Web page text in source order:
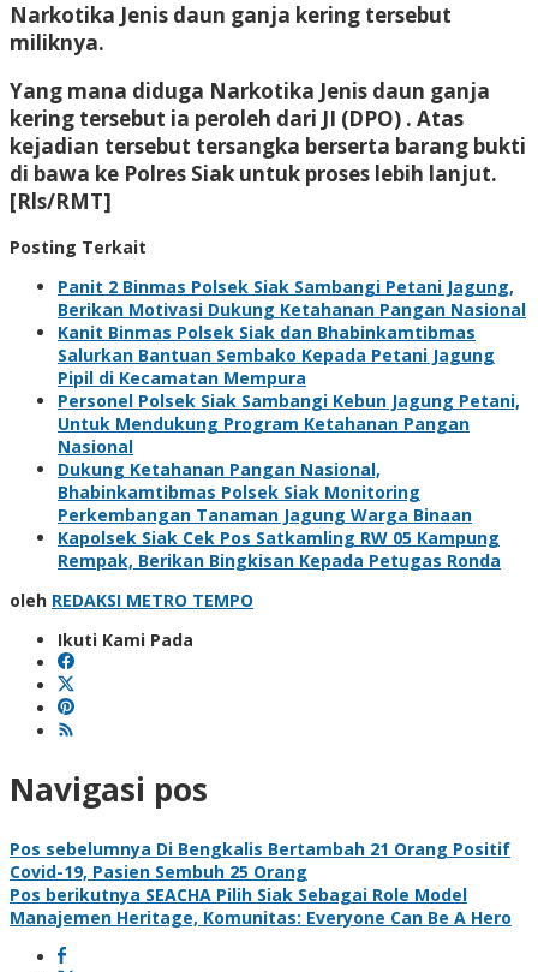
Narkotika Jenis daun ganja kering tersebut
miliknya.
Yang mana diduga Narkotika Jenis daun ganja
kering tersebut ia peroleh dari JI (DPO) . Atas
kejadian tersebut tersangka berserta barang bukti
di bawa ke Polres Siak untuk proses lebih lanjut.
[Rls/RMT]
Posting Terkait
Panit 2 Binmas Polsek Siak Sambangi Petani Jagung,
Berikan Motivasi Dukung Ketahanan Pangan Nasional
Kanit Binmas Polsek Siak dan Bhabinkamtibmas
Salurkan Bantuan Sembako Kepada Petani Jagung
Pipil di Kecamatan Mempura
Personel Polsek Siak Sambangi Kebun Jagung Petani,
Untuk Mendukung Program Ketahanan Pangan
Nasional
Dukung Ketahanan Pangan Nasional,
Bhabinkamtibmas Polsek Siak Monitoring
Perkembangan Tanaman Jagung Warga Binaan
Kapolsek Siak Cek Pos Satkamling RW 05 Kampung
Rempak, Berikan Bingkisan Kepada Petugas Ronda
oleh REDAKSI METRO TEMPO
Ikuti Kami Pada
Navigasi pos
Pos sebelumnya Di Bengkalis Bertambah 21 Orang Positif
Covid-19, Pasien Sembuh 25 Orang
Pos berikutnya SEACHA Pilih Siak Sebagai Role Model
Manajemen Heritage, Komunitas: Everyone Can Be A Hero